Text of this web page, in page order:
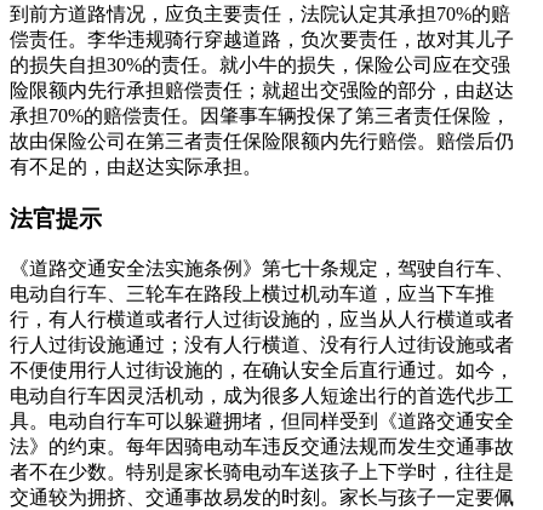
到前方道路情况，应负主要责任，法院认定其承担70%的赔
偿责任。李华违规骑行穿越道路，负次要责任，故对其儿子
的损失自担30%的责任。就小牛的损失，保险公司应在交强
险限额内先行承担赔偿责任；就超出交强险的部分，由赵达
承担70%的赔偿责任。因肇事车辆投保了第三者责任保险，
故由保险公司在第三者责任保险限额内先行赔偿。赔偿后仍
有不足的，由赵达实际承担。
法官提示
《道路交通安全法实施条例》第七十条规定，驾驶自行车、
电动自行车、三轮车在路段上横过机动车道，应当下车推
行，有人行横道或者行人过街设施的，应当从人行横道或者
行人过街设施通过；没有人行横道、没有行人过街设施或者
不便使用行人过街设施的，在确认安全后直行通过。如今，
电动自行车因灵活机动，成为很多人短途出行的首选代步工
具。电动自行车可以躲避拥堵，但同样受到《道路交通安全
法》的约束。每年因骑电动车违反交通法规而发生交通事故
者不在少数。特别是家长骑电动车送孩子上下学时，往往是
交通较为拥挤、交通事故易发的时刻。家长与孩子一定要佩